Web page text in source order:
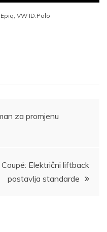
, VW ID.Polo
za promjenu
Električni liftback
postavlja standarde